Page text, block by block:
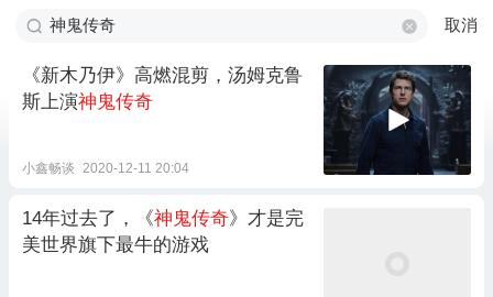
取消
《新木乃伊》高燃混剪，汤姆克鲁
斯上演神鬼传奇
小鑫畅谈 2020-12-11 20:04
14年过去了，《神鬼传奇》才是完
美世界旗下最牛的游戏